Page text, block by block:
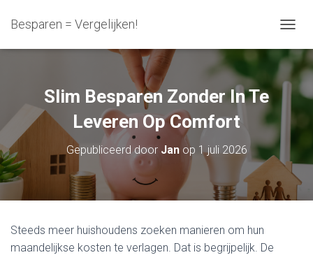
Besparen = Vergelijken!
A
V
I
S
Slim Besparen Zonder In Te
Leveren Op Comfort
Gepubliceerd door Janop 1 juli 2026
Steeds meer huishoudens zoeken manieren om hun
maandelijkse kosten te verlagen. Dat is begrijpelijk. De